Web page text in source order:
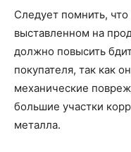
Следует помнить,
выставленном на
должно повысить
покупателя, так как
механические
большие участки
металла.